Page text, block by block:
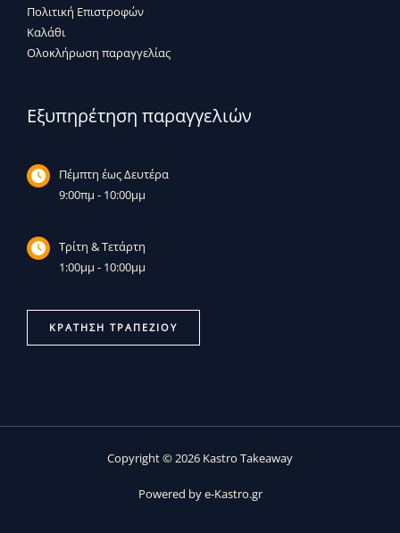
Πολιτική Επιστροφών
Καλάθι
Ολοκλήρωση παραγγελίας
Εξυπηρέτηση παραγγελιών
Πέμπτη έως Δευτέρα
9:00πμ - 10:00μμ
Τρίτη & Τετάρτη
1:00μμ - 10:00μμ
ΚΡΆΤΗΣΗ ΤΡΑΠΕΖΙΟΎ
Copyright © 2026 Kastro Takeaway
Powered by e-Kastro.gr